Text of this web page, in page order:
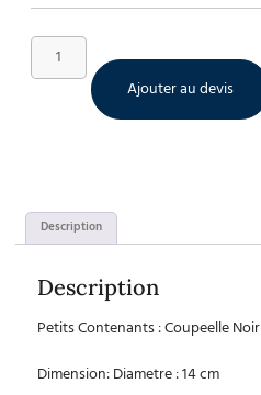
Ajouter au devis
Description
Description
Petits Contenants : Coupeelle Noir
Dimension: Diametre : 14 cm